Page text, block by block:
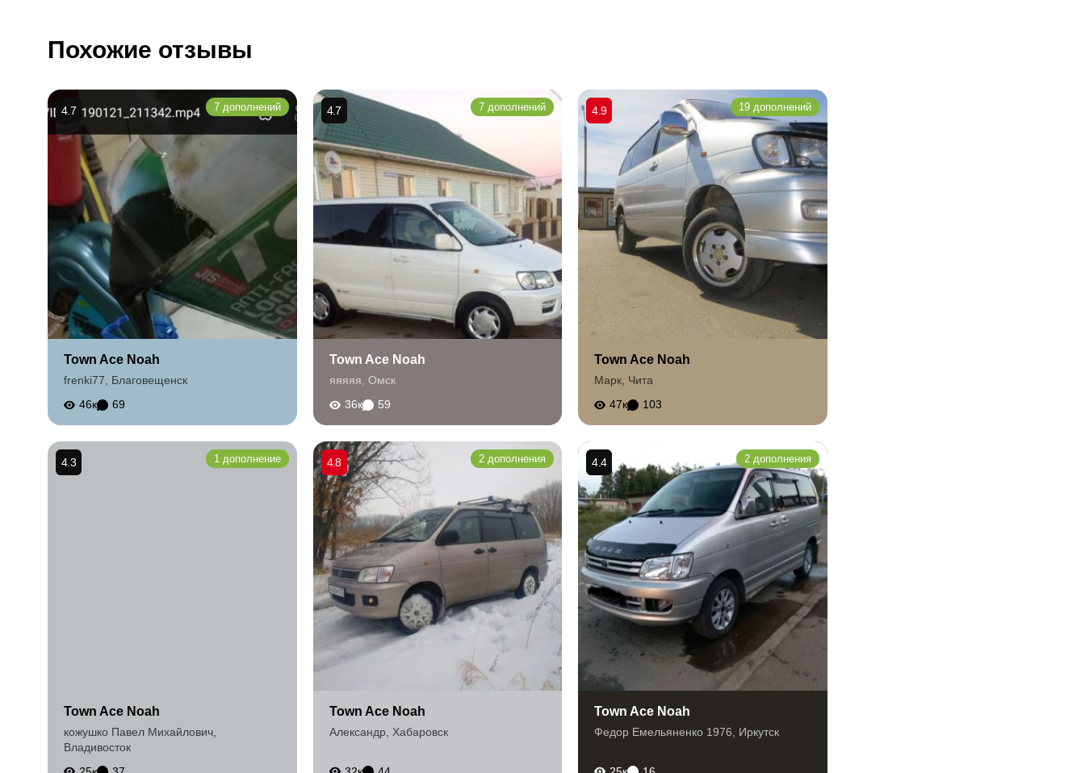
Похожие отзывы
Town Ace Noah
frenki77
Благовещенск
46к
69
4.7 7 дополнений
Town Ace Noah
яяяяя Омск
36к
59
4.7 7 дополнений
Town Ace Noah
Марк Чита
47к
103
4.9 19 дополнений
Town Ace Noah
кожушко Павел Михайлович
Владивосток
4.3 1 дополнение
Town Ace Noah
Александр, Хабаровск
4.8 2 дополнения
Town Ace Noah
Федор Емельяненко 1976 Иркутск
4.4 2 дополнения